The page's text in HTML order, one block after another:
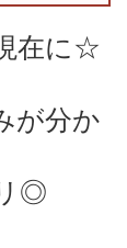
在に☆
が分か
◎